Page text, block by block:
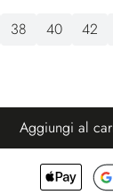
38 40 42
Aggiungi al